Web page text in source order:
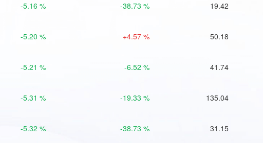
-5.16 % -38.73 % 19.42
-5.20 % +4.57 % 50.18
-5.21 % -6.52 % 41.74
-5.31 % -19.33 % 135.04
-5.32 % -38.73 % 31.15